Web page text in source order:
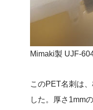
Mimaki製 UJF-
このPET名刺は
した。厚さ1mm